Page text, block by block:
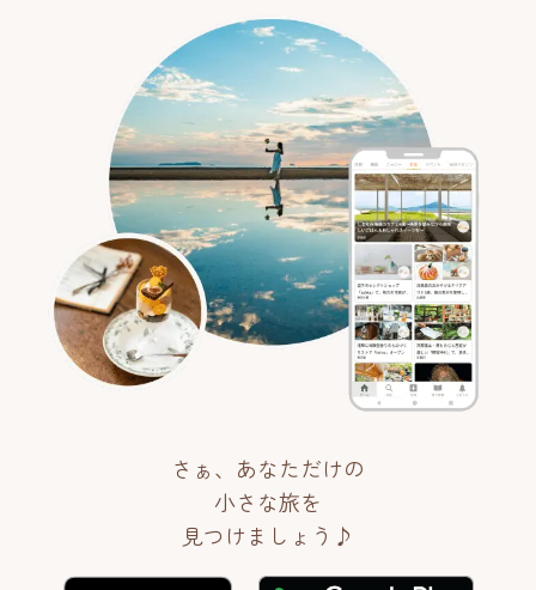
さぁ、あなただけの
小さな旅を
見つけましょう♪